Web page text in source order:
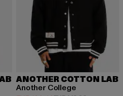
ANOTHER COTTON LAB
Another College